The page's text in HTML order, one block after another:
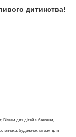
дитинства!
Вігвам для дітей з бавовни,
будиночок вігвам для